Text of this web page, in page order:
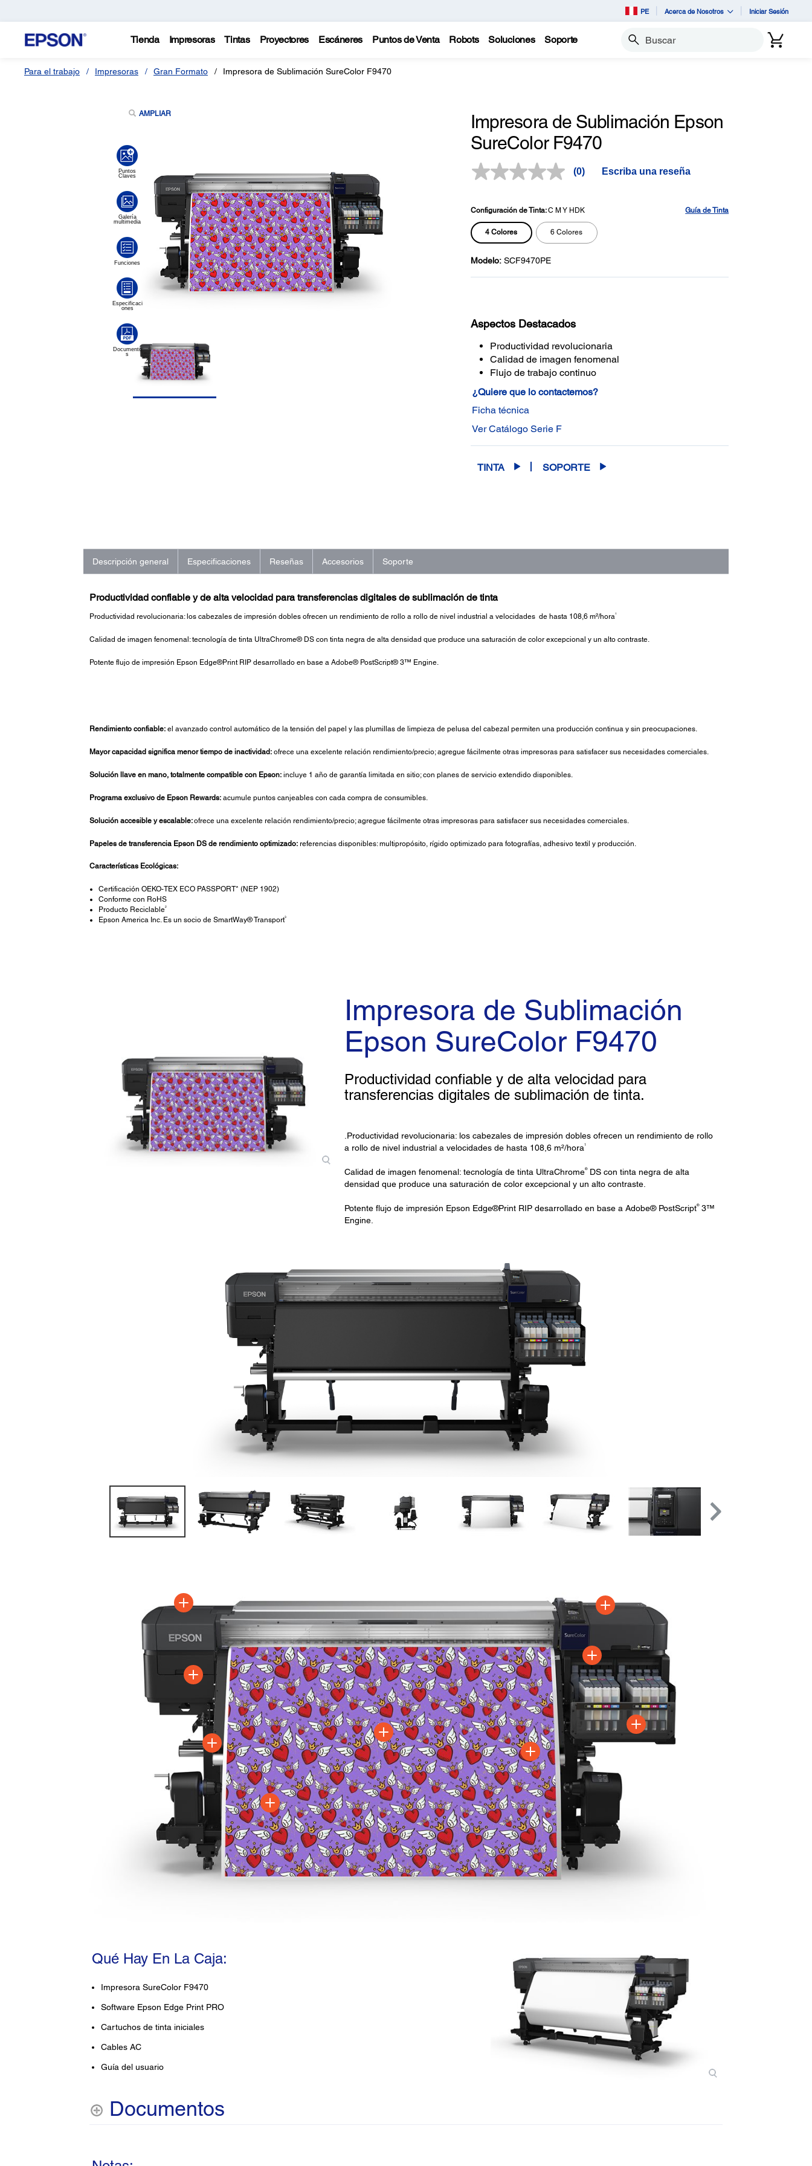
PE Acerca de Nosotros Iniciar Sesión
Tienda Impresoras Tintas Proyectores Escáneres Puntos de Venta Robots Soluciones Soporte Buscar
Para el trabajo Impresoras Gran Formato Impresora de Sublimación SureColor F9470
AMPLIAR
Impresora de Sublimación Epson
SureColor F9470
Sin
en
la
misma
página.
(0) Escriba una reseña
Configuración de Tinta:C M Y HDK Guía de Tinta
4 Colores 6 Colores
Modelo: SCF9470PE
Aspectos Destacados
Productividad revolucionaria
Calidad de imagen fenomenal
Flujo de trabajo continuo
¿Quiere que lo contactemos?
Ficha técnica
Ver Catálogo Serie F
TINTA SOPORTE
Descripción general Especificaciones Reseñas Accesorios Soporte
Productividad confiable y de alta velocidad para transferencias digitales de sublimación de tinta
Productividad revolucionaria: los cabezales de impresión dobles ofrecen un rendimiento de rollo a rollo de nivel industrial a velocidades de hasta 108,6 m²/hora1
Calidad de imagen fenomenal: tecnología de tinta UltraChrome® DS con tinta negra de alta densidad que produce una saturación de color excepcional y un alto contraste.
Potente flujo de impresión Epson Edge®Print RIP desarrollado en base a Adobe® PostScript® 3™ Engine.
Rendimiento confiable:el avanzado control automático de la tensión del papel y las plumillas de limpieza de pelusa del cabezal permiten una producción continua y sin preocupaciones.
Mayor capacidad significa menor tiempo de inactividad:ofrece una excelente relación rendimiento/precio; agregue fácilmente otras impresoras para satisfacer sus necesidades comerciales.
Solución llave en mano, totalmente compatible con Epson:incluye 1 año de garantía limitada en sitio; con planes de servicio extendido disponibles.
Programa exclusivo de Epson Rewards:acumule puntos canjeables con cada compra de consumibles.
Solución accesible y escalable:ofrece una excelente relación rendimiento/precio; agregue fácilmente otras impresoras para satisfacer sus necesidades comerciales.
Papeles de transferencia Epson DS de rendimiento optimizado:referencias disponibles: multipropósito, rígido optimizado para fotografías, adhesivo textil y producción.
Características Ecológicas:
Certificación OEKO-TEX ECO PASSPORT* (NEP 1902)
Conforme con RoHS
Producto Reciclable2
Epson America Inc. Es un socio de SmartWay® Transport3
Impresora de Sublimación
Epson SureColor F9470
Productividad confiable y de alta velocidad para
transferencias digitales de sublimación de tinta.
.Productividad revolucionaria: los cabezales de impresión dobles ofrecen un rendimiento de rollo
a rollo de nivel industrial a velocidades de hasta 108,6 m²/hora1
Calidad de imagen fenomenal: tecnología de tinta UltraChrome®DS con tinta negra de alta
densidad que produce una saturación de color excepcional y un alto contraste.
Potente flujo de impresión Epson Edge®Print RIP desarrollado en base a Adobe® PostScript®3™
Engine.
Qué Hay En La Caja:
Impresora SureColor F9470
Software Epson Edge Print PRO
Cartuchos de tinta iniciales
Cables AC
Guía del usuario
Documentos